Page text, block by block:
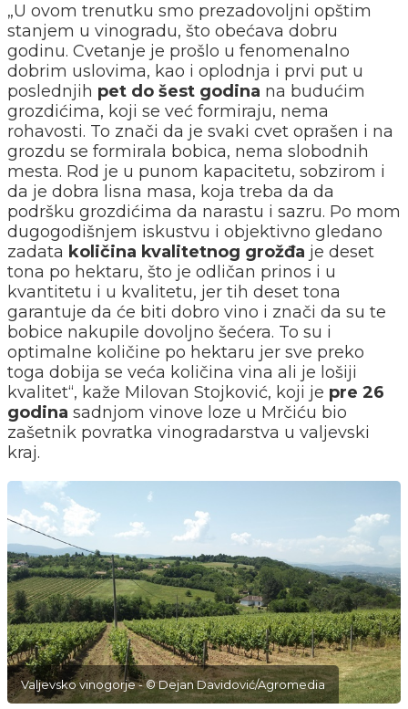
„U ovom trenutku smo prezadovoljni opštim
stanjem u vinogradu, što obećava dobru
godinu. Cvetanje je prošlo u fenomenalno
dobrim uslovima, kao i oplodnja i prvi put u
poslednjih pet do šest godina na budućim
grozdićima, koji se već formiraju, nema
rohavosti. To znači da je svaki cvet oprašen i na
grozdu se formirala bobica, nema slobodnih
mesta. Rod je u punom kapacitetu, sobzirom i
da je dobra lisna masa, koja treba da da
podršku grozdićima da narastu i sazru. Po mom
dugogodišnjem iskustvu i objektivno gledano
zadata količina kvalitetnog grožđa je deset
tona po hektaru, što je odličan prinos i u
kvantitetu i u kvalitetu, jer tih deset tona
garantuje da će biti dobro vino i znači da su te
bobice nakupile dovoljno šećera. To su i
optimalne količine po hektaru jer sve preko
toga dobija se veća količina vina ali je lošiji
kvalitet“, kaže Milovan Stojković, koji je pre 26
godina sadnjom vinove loze u Mrčiću bio
zašetnik povratka vinogradarstva u valjevski
kraj.
Valjevsko vinogorje - © Dejan Davidović/Agromedia